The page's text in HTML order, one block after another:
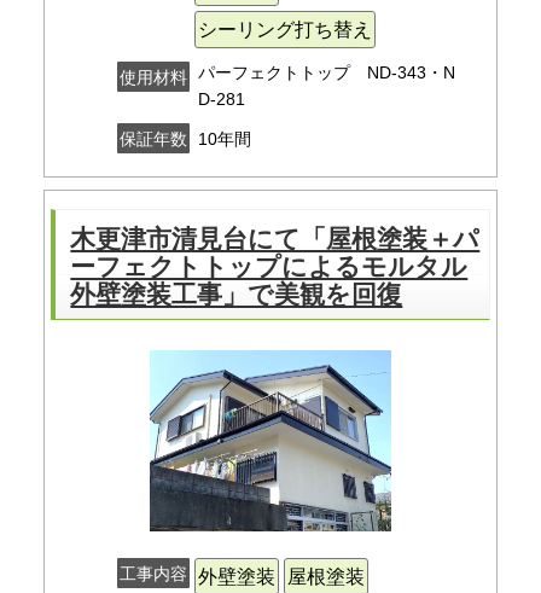
シーリング打ち替え
使用材料 パーフェクトトップ ND-343・N
D-281
保証年数 10年間
木更津市清見台にて「屋根塗装＋パ
ーフェクトトップによるモルタル
外壁塗装工事」で美観を回復
工事内容 外壁塗装 屋根塗装